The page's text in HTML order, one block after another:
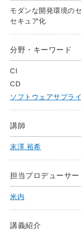
モダンな開発環境の
セキュア化
分野・キーワード
CI
CD
ソフトウェアサプラ
講師
末澤 裕希
担当プロデューサー
米内
講義紹介